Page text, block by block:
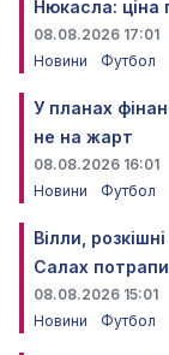
Нюкасла:
08.08.2026 17:01
Новини
Футбол
У планах
не на жарт
08.08.2026 16:01
Новини
Футбол
Вілли,
Салах
08.08.2026 15:01
Новини
Футбол